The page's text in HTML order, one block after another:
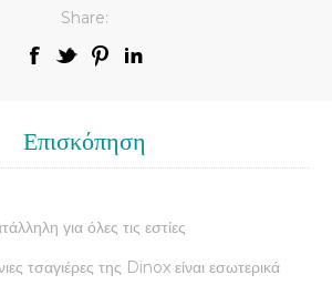
Share:
Επισκόπηση
για όλες τις εστίες
τσαγιέρες της Dinox είναι εσωτερικά